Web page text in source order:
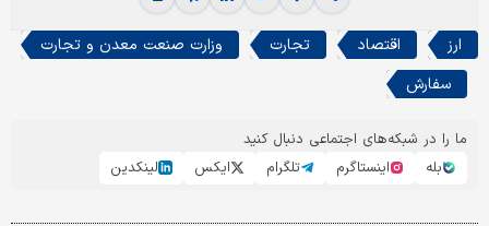
ارز اقتصاد تجارت
وزارت صنعت معدن و تجارت
سفارش
ما را در شبکه‌های اجتماعی دنبال کنید
بله
اینستاگرم تلگرام ایکس لینکدین